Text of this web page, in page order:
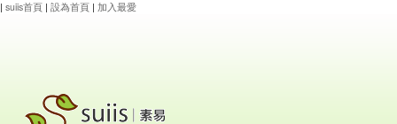
| suiis首頁 | 設為首頁 | 加入最愛